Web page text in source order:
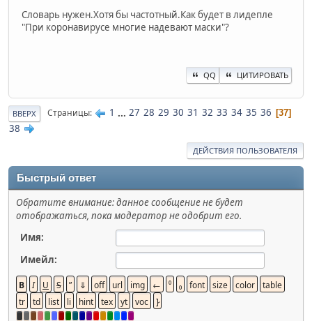
Словарь нужен.Хотя бы частотный.Как будет в лидепле
"При коронавирусе многие надевают маски"?
QQ ЦИТИРОВАТЬ
ВВЕРХ Страницы 1 ... 27 28 29 30 31 32 33 34 35 36 37
38
ДЕЙСТВИЯ ПОЛЬЗОВАТЕЛЯ
Быстрый ответ
Обратите внимание: данное сообщение не будет
отображаться, пока модератор не одобрит его.
Имя:
Имейл: